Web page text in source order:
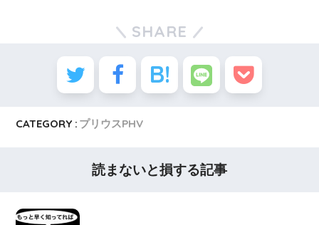
SHARE
CATEGORY : プリウスPHV
読まないと損する記事